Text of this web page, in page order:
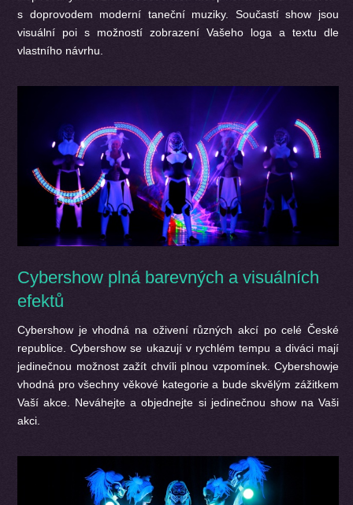
s doprovodem moderní taneční muziky. Součastí show jsou
visuální poi s možností zobrazení Vašeho loga a textu dle
vlastního návrhu.
Cybershow plná barevných a visuálních
efektů
Cybershow je vhodná na oživení různých akcí po celé České
republice. Cybershow se ukazují v rychlém tempu a diváci mají
jedinečnou možnost zažít chvíli plnou vzpomínek. Cybershowje
vhodná pro všechny věkové kategorie a bude skvělým zážitkem
Vaší akce. Neváhejte a objednejte si jedinečnou show na Vaši
akci.